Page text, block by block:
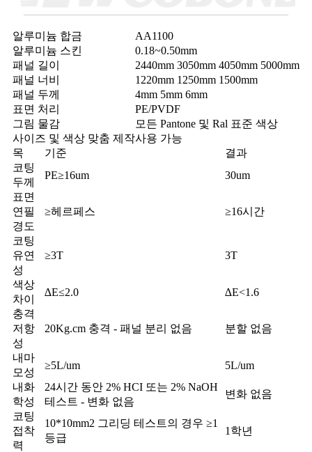
알루미늄 합금
AA1100
알루미늄 스킨
0.18~0.50mm
패널 길이
2440mm 3050mm 4050mm 5000mm
패널 너비
1220mm 1250mm 1500mm
패널 두께
4mm 5mm 6mm
표면 처리
PE/PVDF
그림 물감
모든 Pantone 및 Ral 표준 색상
사이즈 및 색상 맞춤 제작사용 가능
목
기준
결과
코팅
두께
PE≥16um
30um
표면
연필
경도
≥헤르페스 ≥16시간
코팅
유연
성
≥3T 3T
색상
차이
∆E≤2.0
∆E<1.6
충격
저항
성
20Kg.cm 충격 - 패널 분리 없음 분할 없음
내마
모성
≥5L/um
5L/um
내화
학성
24시간 동안 2% HCI 또는 2% NaOH
테스트 - 변화 없음
변화 없음
코팅
접착
력
10*10mm2 그리딩 테스트의 경우 ≥1
등급
1학년